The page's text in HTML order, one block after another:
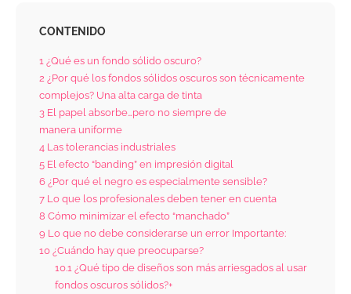
CONTENIDO
1 ¿Qué es un fondo sólido oscuro?
2 ¿Por qué los fondos sólidos oscuros son técnicamente
complejos? Una alta carga de tinta
3 El papel absorbe…pero no siempre de
manera uniforme
4 Las tolerancias industriales
5 El efecto “banding” en impresión digital
6 ¿Por qué el negro es especialmente sensible?
7 Lo que los profesionales deben tener en cuenta
8 Cómo minimizar el efecto “manchado”
9 Lo que no debe considerarse un error Importante:
10 ¿Cuándo hay que preocuparse?
10.1 ¿Qué tipo de diseños son más arriesgados al usar
fondos oscuros sólidos?+